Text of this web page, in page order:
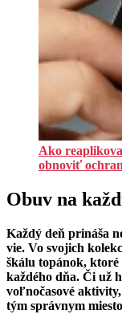
Ako
obnoviť
Obuv na
Každý deň prináša
vie. Vo svojich
škálu topánok,
každého dňa. Či už
voľnočasové
tým správnym